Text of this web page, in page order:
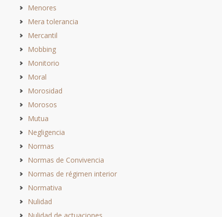
Menores
Mera tolerancia
Mercantil
Mobbing
Monitorio
Moral
Morosidad
Morosos
Mutua
Negligencia
Normas
Normas de Convivencia
Normas de régimen interior
Normativa
Nulidad